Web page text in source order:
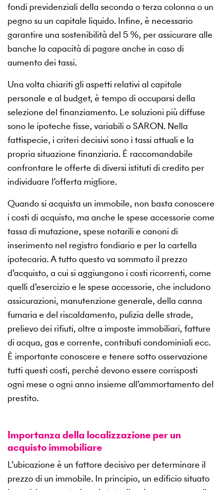
fondi previdenziali della seconda o terza colonna o un
pegno su un capitale liquido. Infine, è necessario
garantire una sostenibilità del 5 %, per assicurare alle
banche la capacità di pagare anche in caso di
aumento dei tassi.
Una volta chiariti gli aspetti relativi al capitale
personale e al budget, è tempo di occuparsi della
selezione del finanziamento. Le soluzioni più diffuse
sono le ipoteche fisse, variabili o SARON. Nella
fattispecie, i criteri decisivi sono i tassi attuali e la
propria situazione finanziaria. È raccomandabile
confrontare le offerte di diversi istituti di credito per
individuare l’offerta migliore.
Quando si acquista un immobile, non basta conoscere
i costi di acquisto, ma anche le spese accessorie come
tassa di mutazione, spese notarili e canoni di
inserimento nel registro fondiario e per la cartella
ipotecaria. A tutto questo va sommato il prezzo
d’acquisto, a cui si aggiungono i costi ricorrenti, come
quelli d’esercizio e le spese accessorie, che includono
assicurazioni, manutenzione generale, della canna
fumaria e del riscaldamento, pulizia delle strade,
prelievo dei rifiuti, oltre a imposte immobiliari, fatture
di acqua, gas e corrente, contributi condominiali ecc.
È importante conoscere e tenere sotto osservazione
tutti questi costi, perché devono essere corrisposti
ogni mese o ogni anno insieme all’ammortamento del
prestito.
Importanza della localizzazione per un
acquisto immobiliare
L’ubicazione è un fattore decisivo per determinare il
prezzo di un immobile. In principio, un edificio situato